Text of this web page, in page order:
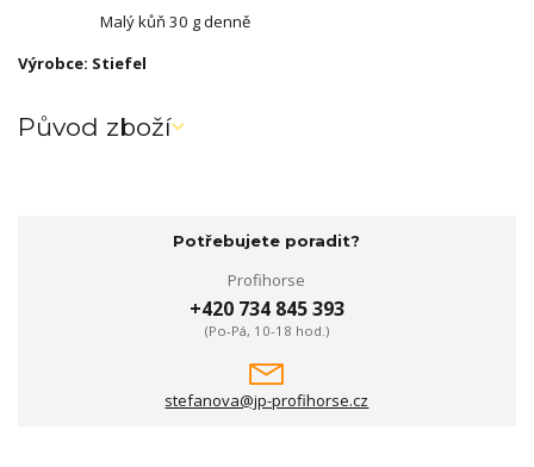
Malý kůň 30 g denně
Výrobce: Stiefel
Původ zboží
Potřebujete poradit?
Profihorse
+420 734 845 393
(Po-Pá, 10-18 hod.)
stefanova@jp-profihorse.cz